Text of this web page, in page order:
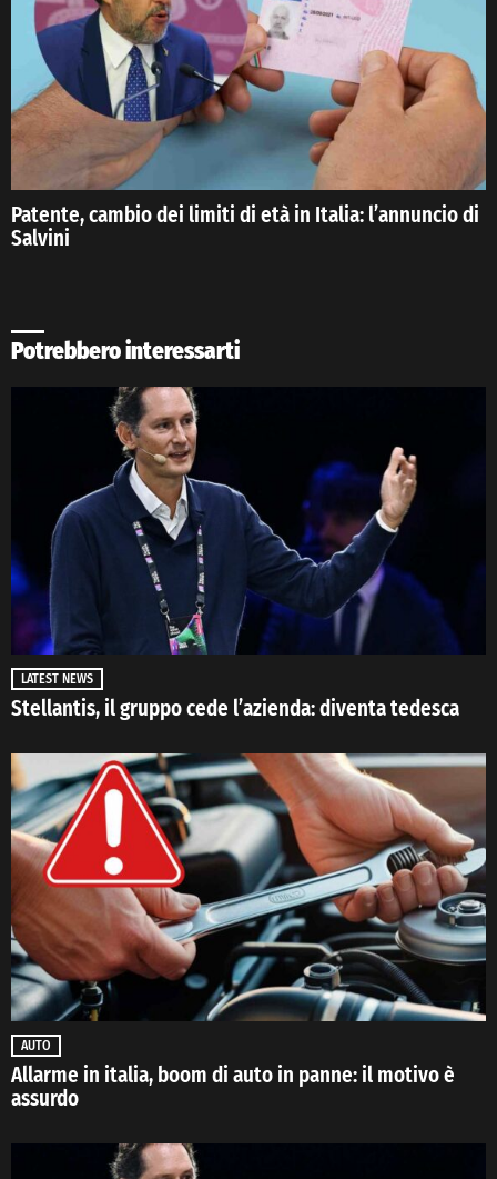
Patente, cambio dei limiti di età in Italia: l’annuncio di
Salvini
Potrebbero interessarti
LATEST NEWS
Stellantis, il gruppo cede l’azienda: diventa tedesca
AUTO
Allarme in italia, boom di auto in panne: il motivo è
assurdo